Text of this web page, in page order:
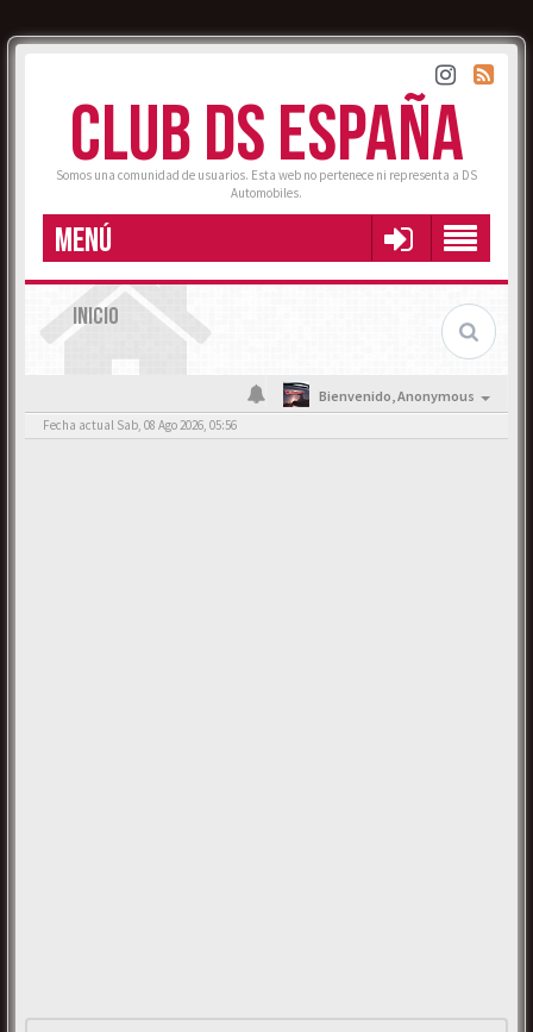
CLUB DS ESPAÑA
Somos una comunidad de usuarios. Esta web no pertenece ni representa a DS
Automobiles.
MENÚ
INICIO
Bienvenido,Anonymous
Fecha actual Sab, 08 Ago 2026, 05:56